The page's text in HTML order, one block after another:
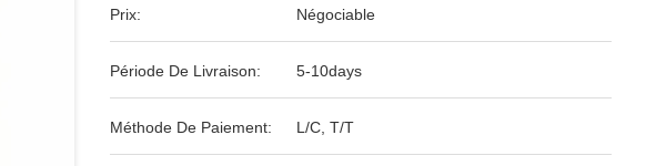
Prix: Négociable
Période De Livraison: 5-10days
Méthode De Paiement: L/C, T/T